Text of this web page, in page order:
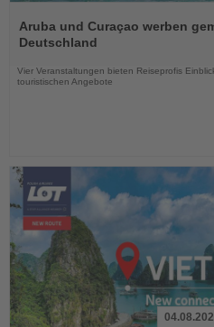
Sie
die
Aruba und Curaçao werben
Deutschland
Vier Veranstaltungen bieten Reiseprofis
touristischen Angebote